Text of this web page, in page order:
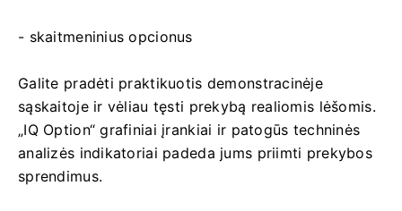
- skaitmeninius opcionus
Galite pradėti praktikuotis demonstracinėje
sąskaitoje ir vėliau tęsti prekybą realiomis lėšomis.
„IQ Option“ grafiniai įrankiai ir patogūs techninės
analizės indikatoriai padeda jums priimti prekybos
sprendimus.